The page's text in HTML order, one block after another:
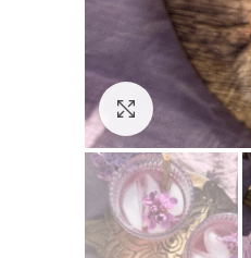
Click to enlarge